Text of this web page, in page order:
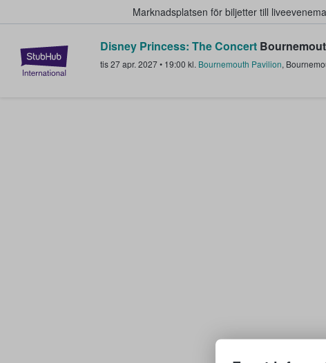
Marknadsplatsen för biljetter till
StubHub – där fans köper och
Disney Princess: The Concert
tis 27 apr. 2027• 19:00 kl. Bournemouth Pavilion,